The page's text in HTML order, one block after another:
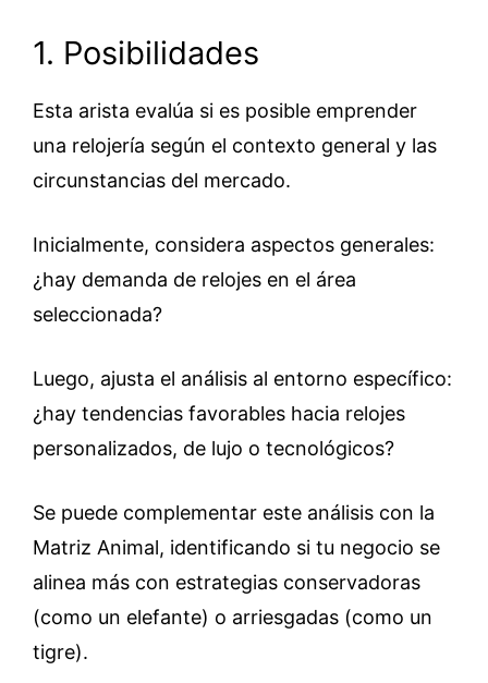
1. Posibilidades
Esta arista evalúa si es posible emprender
una relojería según el contexto general y las
circunstancias del mercado.
Inicialmente, considera aspectos generales:
¿hay demanda de relojes en el área
seleccionada?
Luego, ajusta el análisis al entorno específico:
¿hay tendencias favorables hacia relojes
personalizados, de lujo o tecnológicos?
Se puede complementar este análisis con la
Matriz Animal, identificando si tu negocio se
alinea más con estrategias conservadoras
(como un elefante) o arriesgadas (como un
tigre).